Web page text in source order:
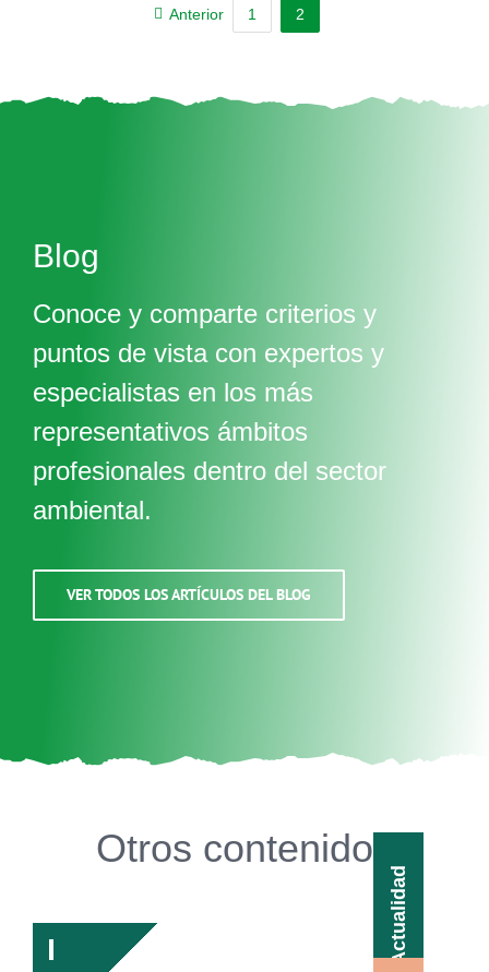
Anterior 1 2
Blog
Conoce y comparte criterios y
puntos de vista con expertos y
especialistas en los más
representativos ámbitos
profesionales dentro del sector
ambiental.
VER TODOS LOS ARTÍCULOS DEL BLOG
Otros contenidos
Actualidad